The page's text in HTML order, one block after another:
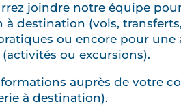
joindre notre équipe
à destination (vols,
ou encore pour
ou excursions).
auprès de votre
à destination).